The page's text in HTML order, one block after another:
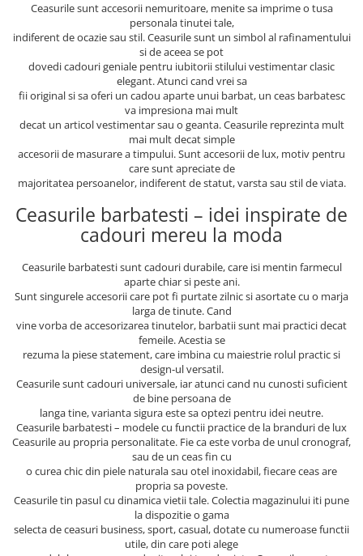
Ceasurile sunt accesorii nemuritoare, menite sa imprime o tusa
personala tinutei tale,
indiferent de ocazie sau stil. Ceasurile sunt un simbol al rafinamentului
si de aceea se pot
dovedi cadouri geniale pentru iubitorii stilului vestimentar clasic
elegant. Atunci cand vrei sa
fii original si sa oferi un cadou aparte unui barbat, un ceas barbatesc
va impresiona mai mult
decat un articol vestimentar sau o geanta. Ceasurile reprezinta mult
mai mult decat simple
accesorii de masurare a timpului. Sunt accesorii de lux, motiv pentru
care sunt apreciate de
majoritatea persoanelor, indiferent de statut, varsta sau stil de viata.
Ceasurile barbatesti – idei inspirate de
cadouri mereu la moda
Ceasurile barbatesti sunt cadouri durabile, care isi mentin farmecul
aparte chiar si peste ani.
Sunt singurele accesorii care pot fi purtate zilnic si asortate cu o marja
larga de tinute. Cand
vine vorba de accesorizarea tinutelor, barbatii sunt mai practici decat
femeile. Acestia se
rezuma la piese statement, care imbina cu maiestrie rolul practic si
design-ul versatil.
Ceasurile sunt cadouri universale, iar atunci cand nu cunosti suficient
de bine persoana de
langa tine, varianta sigura este sa optezi pentru idei neutre.
Ceasurile barbatesti – modele cu functii practice de la branduri de lux
Ceasurile au propria personalitate. Fie ca este vorba de unul cronograf,
sau de un ceas fin cu
o curea chic din piele naturala sau otel inoxidabil, fiecare ceas are
propria sa poveste.
Ceasurile tin pasul cu dinamica vietii tale. Colectia magazinului iti pune
la dispozitie o gama
selecta de ceasuri business, sport, casual, dotate cu numeroase functii
utile, din care poti alege